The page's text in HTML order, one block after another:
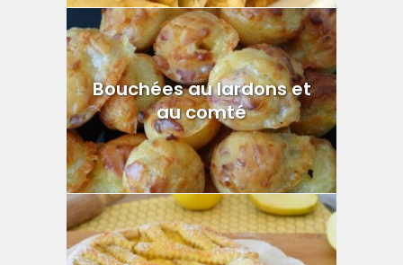
Bouchées au lardons et
au comté